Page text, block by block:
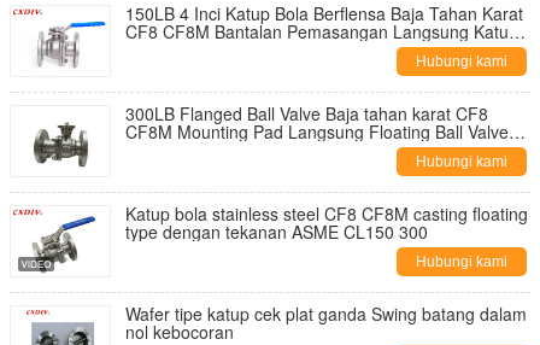
150LB 4 Inci Katup Bola Berflensa Baja Tahan Karat
CF8 CF8M Bantalan Pemasangan Langsung Katup
Hubungi kami
300LB Flanged Ball Valve Baja tahan karat CF8
CF8M Mounting Pad Langsung Floating Ball Valve
Hubungi kami
Katup bola stainless steel CF8 CF8M casting floating
type dengan tekanan ASME CL150 300
Hubungi kami
Wafer tipe katup cek plat ganda Swing batang dalam
nol kebocoran